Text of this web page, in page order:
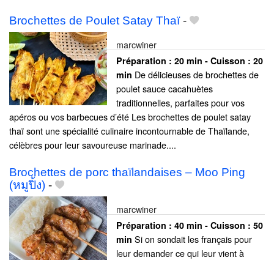
Brochettes de Poulet Satay Thaï-
marcwiner
Préparation : 20 min - Cuisson : 20
min De délicieuses de brochettes de
poulet sauce cacahuètes
traditionnelles, parfaites pour vos
apéros ou vos barbecues d’été Les brochettes de poulet satay
thaï sont une spécialité culinaire incontournable de Thaïlande,
célèbres pour leur savoureuse marinade....
Brochettes de porc thaïlandaises – Moo Ping
(หมูปิ้ง) -
marcwiner
Préparation : 40 min - Cuisson : 50
min Si on sondait les français pour
leur demander ce qui leur vient à